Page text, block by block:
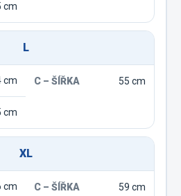
cm
L
cm 55 cm
cm
XL
cm 59 cm